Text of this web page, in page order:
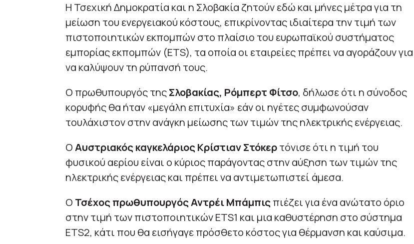
Η Τσεχική Δημοκρατία και η Σλοβακία ζητούν εδώ και μήνες μέτρα για τη
μείωση του ενεργειακού κόστους, επικρίνοντας ιδιαίτερα την τιμή των
πιστοποιητικών εκπομπών στο πλαίσιο του ευρωπαϊκού συστήματος
εμπορίας εκπομπών (ETS), τα οποία οι εταιρείες πρέπει να αγοράζουν για
να καλύψουν τη ρύπανσή τους.
Ο πρωθυπουργός τηςΣλοβακίας, Ρόμπερτ Φίτσο, δήλωσε ότι η σύνοδος
κορυφής θα ήταν «μεγάλη επιτυχία» εάν οι ηγέτες συμφωνούσαν
τουλάχιστον στην ανάγκη μείωσης των τιμών της ηλεκτρικής ενέργειας.
ΟΑυστριακός καγκελάριος Κρίστιαν Στόκερτόνισε ότι η τιμή του
φυσικού αερίου είναι ο κύριος παράγοντας στην αύξηση των τιμών της
ηλεκτρικής ενέργειας και πρέπει να αντιμετωπιστεί άμεσα.
Ο Τσέχος πρωθυπουργός Αντρέι Μπάμπιςπιέζει για ένα ανώτατο όριο
στην τιμή των πιστοποιητικών ETS1 και μια καθυστέρηση στο σύστημα
ETS2, κάτι που θα εισήγαγε πρόσθετο κόστος για θέρμανση και καύσιμα.